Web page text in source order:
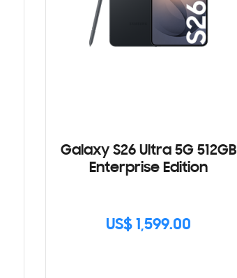
Galaxy S26 Ultra 5G 512GB
Enterprise Edition
US$ 1,599.00